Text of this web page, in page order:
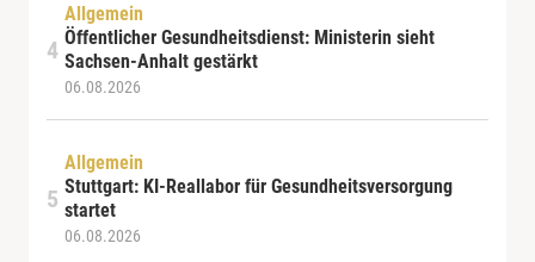
Allgemein
Öffentlicher Gesundheitsdienst: Ministerin sieht
Sachsen-Anhalt gestärkt
06.08.2026
Allgemein
Stuttgart: KI-Reallabor für Gesundheitsversorgung
startet
06.08.2026